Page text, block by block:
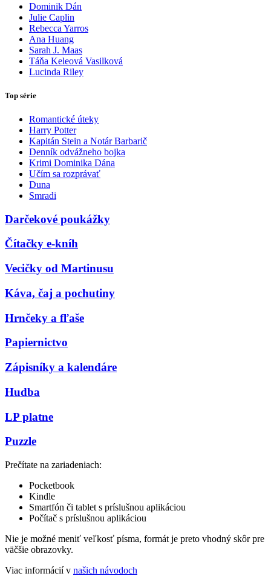
Dominik Dán
Julie Caplin
Rebecca Yarros
Ana Huang
Sarah J. Maas
Táňa Keleová Vasilková
Lucinda Riley
Top série
Romantické úteky
Harry Potter
Kapitán Stein a Notár Barbarič
Denník odvážneho bojka
Krimi Dominika Dána
Učím sa rozprávať
Duna
Smradi
Darčekové poukážky
Čítačky e-kníh
Vecičky od Martinusu
Káva, čaj a pochutiny
Hrnčeky a fľaše
Papiernictvo
Zápisníky a kalendáre
Hudba
LP platne
Puzzle
Prečítate na zariadeniach:
Pocketbook
Kindle
Smartfón či tablet s príslušnou aplikáciou
Počítač s príslušnou aplikáciou
Nie je možné meniť veľkosť písma, formát je preto vhodný skôr pre
väčšie obrazovky.
Viac informácií v našich návodoch